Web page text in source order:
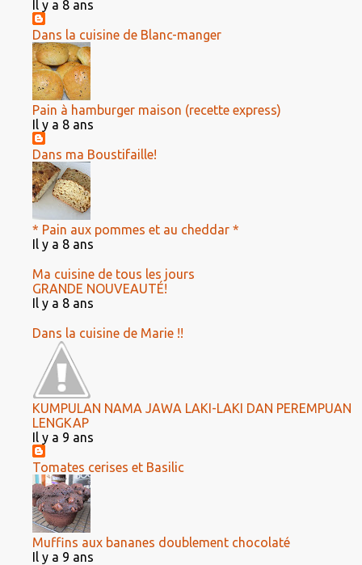
Il y a 8 ans
Dans la cuisine de Blanc-manger
Pain à hamburger maison (recette express)
Il y a 8 ans
Dans ma Boustifaille!
* Pain aux pommes et au cheddar *
Il y a 8 ans
Ma cuisine de tous les jours
GRANDE NOUVEAUTÉ!
Il y a 8 ans
Dans la cuisine de Marie !!
KUMPULAN NAMA JAWA LAKI-LAKI DAN PEREMPUAN
LENGKAP
Il y a 9 ans
Tomates cerises et Basilic
Muffins aux bananes doublement chocolaté
Il y a 9 ans